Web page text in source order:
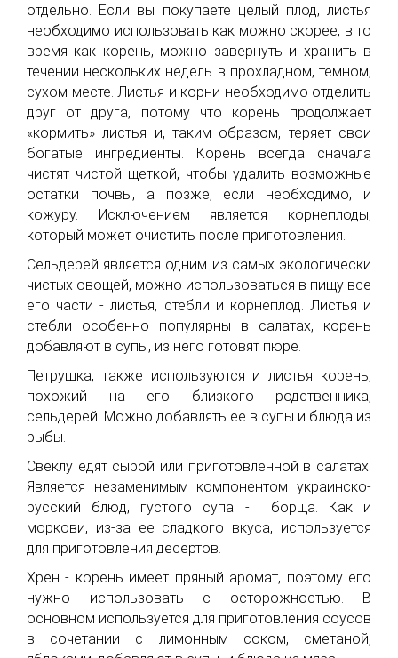
отдельно. Если вы покупаете целый плод, листья
необходимо использовать как можно скорее, в то
время как корень, можно завернуть и хранить в
течении нескольких недель в прохладном, темном,
сухом месте. Листья и корни необходимо отделить
друг от друга, потому что корень продолжает
«кормить» листья и, таким образом, теряет свои
богатые ингредиенты. Корень всегда сначала
чистят чистой щеткой, чтобы удалить возможные
остатки почвы, а позже, если необходимо, и
кожуру. Исключением является корнеплоды,
который может очистить после приготовления.
Сельдерей является одним из самых экологически
чистых овощей, можно использоваться в пищу все
его части - листья, стебли и корнеплод. Листья и
стебли особенно популярны в салатах, корень
добавляют в супы, из него готовят пюре.
Петрушка, также используются и листья корень,
похожий на его близкого родственника,
сельдерей. Можно добавлять ее в супы и блюда из
рыбы.
Свеклу едят сырой или приготовленной в салатах.
Является незаменимым компонентом украинско-
русский блюд, густого супа - борща. Как и
моркови, из-за ее сладкого вкуса, используется
для приготовления десертов.
Хрен - корень имеет пряный аромат, поэтому его
нужно использовать с осторожностью. В
основном используется для приготовления соусов
в сочетании с лимонным соком, сметаной,